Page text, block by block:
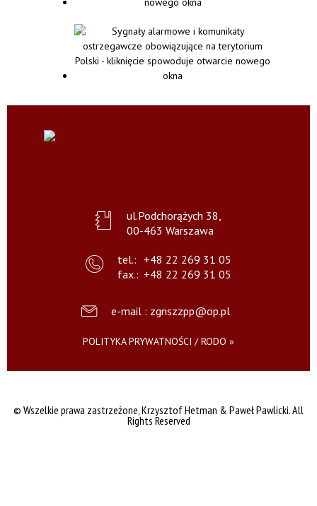
ul.Podchorążych 38,
00-463 Warszawa
tel.: +48 22 269 31 05
fax.: +48 22 269 31 05
e-mail : zgnszzpp@op.pl
POLITYKA PRYWATNOŚCI / RODO »
© Wszelkie prawa zastrzeżone,Krzysztof Hetman & Paweł Pawlicki. All
Rights Reserved